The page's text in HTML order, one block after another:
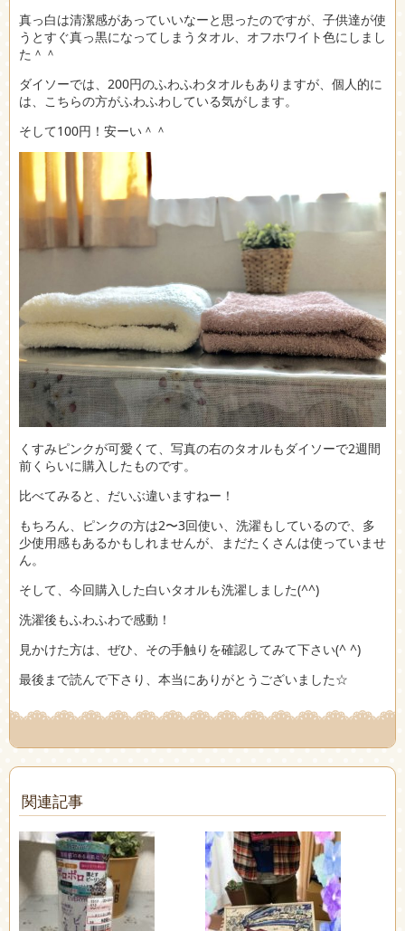
真っ白は清潔感があっていいなーと思ったのですが、子供達が使
うとすぐ真っ黒になってしまうタオル、オフホワイト色にしまし
た＾＾
ダイソーでは、200円のふわふわタオルもありますが、個人的に
は、こちらの方がふわふわしている気がします。
そして100円！安ーい＾＾
くすみピンクが可愛くて、写真の右のタオルもダイソーで2週間
前くらいに購入したものです。
比べてみると、だいぶ違いますねー！
もちろん、ピンクの方は2〜3回使い、洗濯もしているので、多
少使用感もあるかもしれませんが、まだたくさんは使っていませ
ん。
そして、今回購入した白いタオルも洗濯しました(^^)
洗濯後もふわふわで感動！
見かけた方は、ぜひ、その手触りを確認してみて下さい(^ ^)
最後まで読んで下さり、本当にありがとうございました☆
関連記事